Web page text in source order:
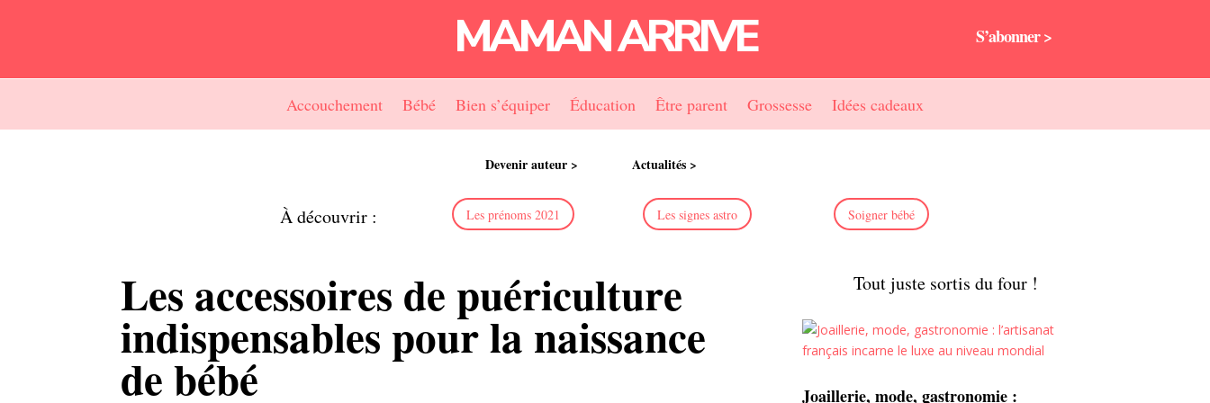
MAMAN ARRIVE S’abonner >
Accouchement Bébé Bien s’équiper Éducation Être parent Grossesse Idées cadeaux
Devenir auteur > Actualités >
À découvrir : Les prénoms 2021 Les signes astro Soigner bébé
Les accessoires de puériculture
indispensables pour la naissance
de bébé
Tout juste sortis du four !
Joaillerie, mode, gastronomie :